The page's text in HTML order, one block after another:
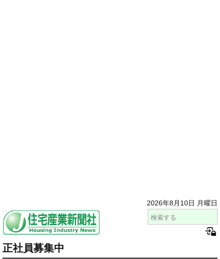
2026年8月10日 月曜日
正社員募集中